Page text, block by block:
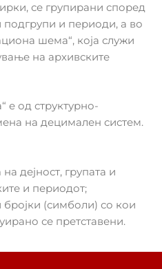
се групирани според
подгрупи и периоди, а во
шема“, која служи
на архивските
е од структурно-
на децимален систем.
дејност, групата и
и периодот;
бројки (симболи) со кои
се претставени.